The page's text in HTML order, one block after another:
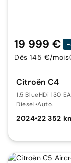
Citroën C4
1.5 BlueHDi 130
Diesel•Auto.
2024•22 352
19 999 € -
Dès 145 €/mois